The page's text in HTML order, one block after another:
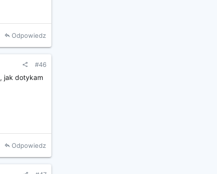
Odpowiedz
#46
jak dotykam
Odpowiedz